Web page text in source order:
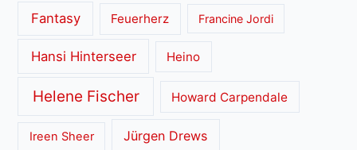
Fantasy Feuerherz Francine Jordi
Hansi Hinterseer Heino
Helene Fischer Howard Carpendale
Ireen Sheer Jürgen Drews